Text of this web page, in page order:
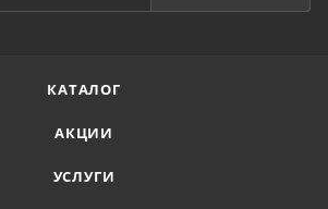
КАТАЛОГ
АКЦИИ
УСЛУГИ